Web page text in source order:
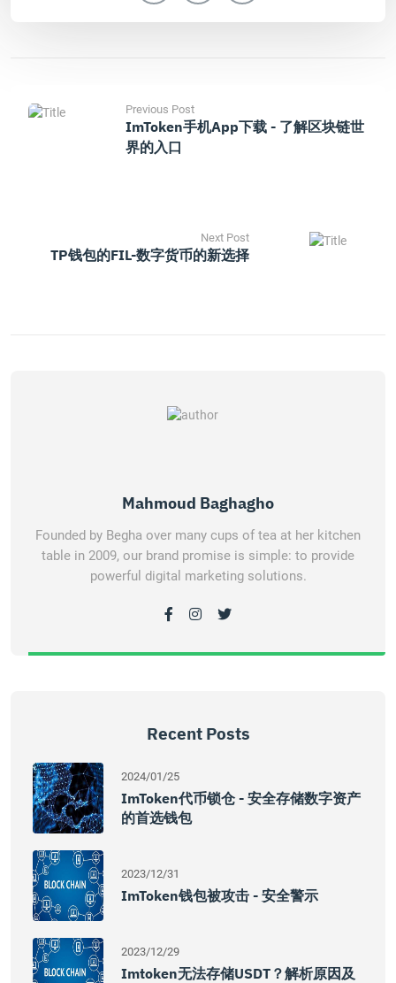
Previous Post
ImToken手机App下载 - 了解区块链世
界的入口
Next Post
TP钱包的FIL-数字货币的新选择
Mahmoud Baghagho
Founded by Begha over many cups of tea at her kitchen
table in 2009, our brand promise is simple: to provide
powerful digital marketing solutions.
Recent Posts
2024/01/25
ImToken代币锁仓 - 安全存储数字资产
的首选钱包
2023/12/31
ImToken钱包被攻击 - 安全警示
2023/12/29
Imtoken无法存储USDT？解析原因及